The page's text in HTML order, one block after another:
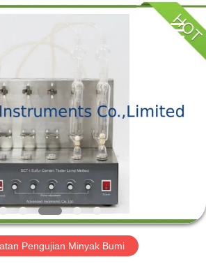
Pengujian Minyak Bumi